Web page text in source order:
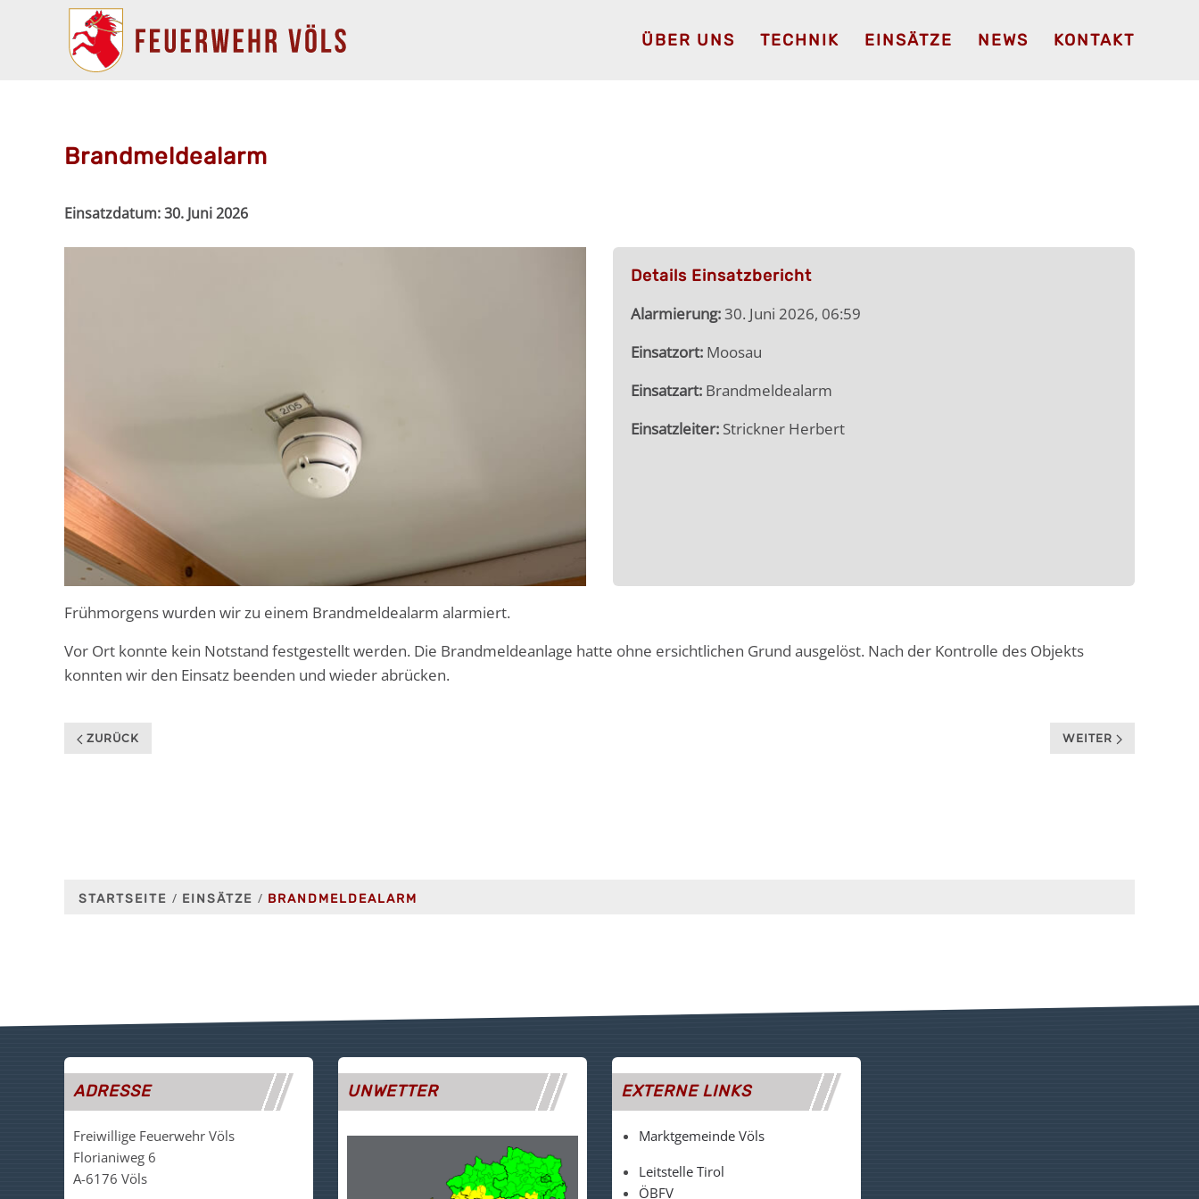
ÜBER UNS TECHNIK EINSÄTZE NEWS KONTAKT
Brandmeldealarm
Einsatzdatum:30. Juni 2026
Details Einsatzbericht
Alarmierung:30. Juni 2026, 06:59
Einsatzort: Moosau
Einsatzart: Brandmeldealarm
Einsatzleiter: Strickner Herbert
Frühmorgens wurden wir zu einem Brandmeldealarm alarmiert.
Vor Ort konnte kein Notstand festgestellt werden. Die Brandmeldeanlage hatte ohne ersichtlichen Grund ausgelöst. Nach der Kontrolle des Objekts
konnten wir den Einsatz beenden und wieder abrücken.
ZURÜCK WEITER
STARTSEITE EINSÄTZE BRANDMELDEALARM
ADRESSE
Freiwillige Feuerwehr Völs
Florianiweg 6
A-6176 Völs
UNWETTER EXTERNE LINKS
Marktgemeinde Völs
Leitstelle Tirol
ÖBFV